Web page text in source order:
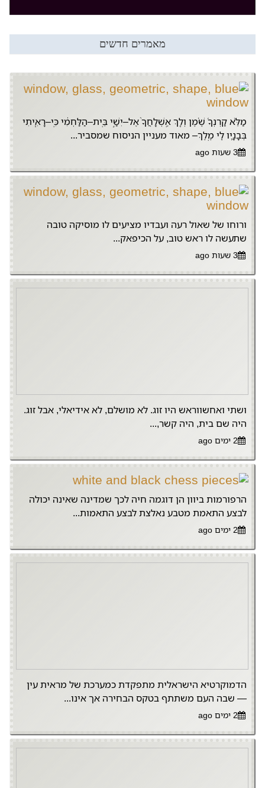
מאמרים חדשים
מַלֵּ֨א קַרְנְךָ֜ שֶׁ֗מֶן וְלֵ֤ךְ אֶֽשְׁלָחֲךָ֙ אֶל–יִשַׁ֣י בֵּֽית–הַלַּחְמִ֔י כִּֽי–רָאִ֧יתִי
בְּבָנָ֛יו לִ֖י מֶֽלֶךְ– מאוד מעניין הניסוח שמסביר...
ורוחו של שאול רעה ועבדיו מציעים לו מוסיקה טובה
שתעשה לו ראש טוב, על הכיפאק...
ושתי ואחשווראש היו זוג. לא מושלם, לא אידיאלי, אבל זוג.
היה שם בית, היה קשר,...
הרפורמות ביוון הן דוגמה חיה לכך שמדינה שאינה יכולה
לבצע התאמת מטבע נאלצת לבצע התאמות...
הדמוקרטיא הישראלית מתפקדת כמערכת של מראית עין
— שבה העם משתתף בטקס הבחירה אך אינו...